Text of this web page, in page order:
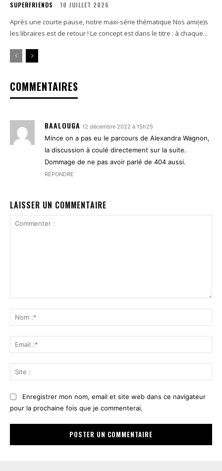
SUPERFRIENDS 10 JUILLET 2026
Après une courte pause, notre maxi-série thématique Nos ami(e)s
les libraires est de retour ! Le concept est dans le titre : à chaque...
COMMENTAIRES
BAALOUGA 12 décembre 2022 à 15h25
Mince on a pas eu le parcours de Alexandra Wagnon,
la discussion à coulé directement sur la suite.
Dommage de ne pas avoir parlé de 404 aussi.
RÉPONDRE
LAISSER UN COMMENTAIRE
:*
:*
:
Enregistrer mon nom, email et site web dans ce navigateur
pour la prochaine fois que je commenterai.